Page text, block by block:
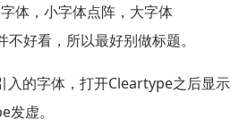
体，小字体点阵，大字体
好看，所以最好别做标题。
入的字体，打开Cleartype之后显示
虚。